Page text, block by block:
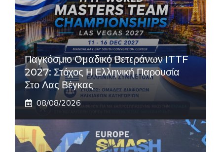
Παγκόσμιο Ομαδικό Βετεράνων ITTF
2027: Στόχος Η Ελληνική Παρουσία
Στο Λας Βέγκας
08/08/2026